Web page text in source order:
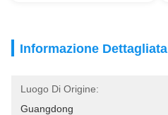
Informazione Dettagliata
Luogo Di Origine:
Guangdong